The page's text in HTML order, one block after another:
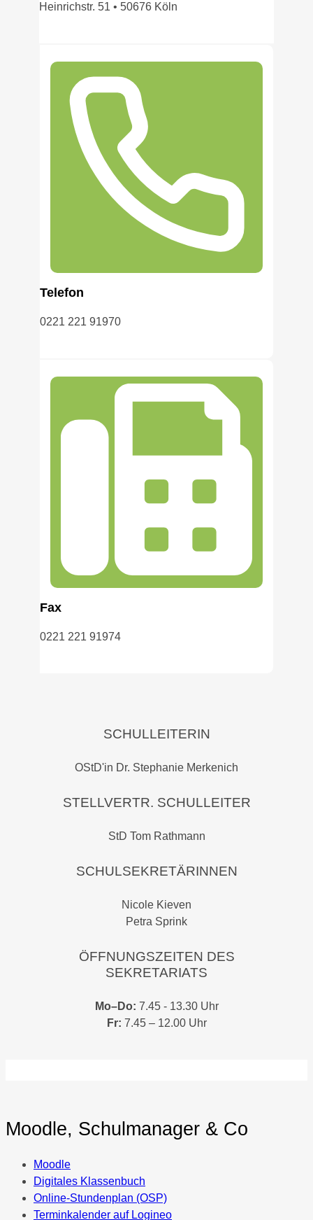
Heinrichstr. 51 • 50676 Köln
Telefon
0221 221 91970
Fax
0221 221 91974
SCHULLEITERIN
OStD'in Dr. Stephanie Merkenich
STELLVERTR. SCHULLEITER
StD Tom Rathmann
SCHULSEKRETÄRINNEN
Nicole Kieven
Petra Sprink
ÖFFNUNGSZEITEN DES
SEKRETARIATS
Mo–Do: 7.45 - 13.30 Uhr
Fr: 7.45 – 12.00 Uhr
Moodle, Schulmanager & Co
Moodle
Digitales Klassenbuch
Online-Stundenplan (OSP)
Terminkalender auf Logineo